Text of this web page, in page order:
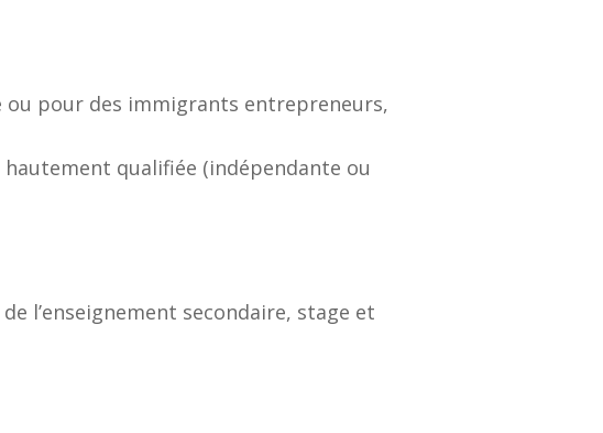
ou pour des immigrants entrepreneurs,
hautement qualifiée (indépendante ou
l’enseignement secondaire, stage et